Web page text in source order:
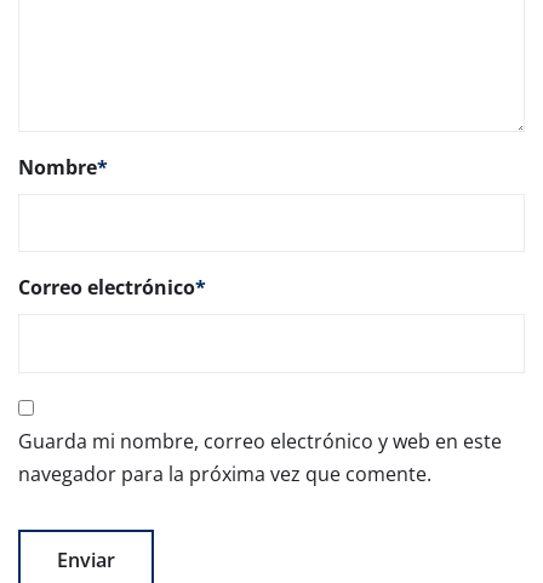
Nombre*
Correo electrónico*
Guarda mi nombre, correo electrónico y web en este
navegador para la próxima vez que comente.